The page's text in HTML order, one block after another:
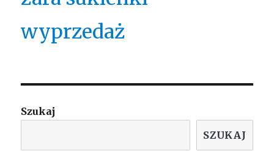
wyprzedaż
Szukaj
SZUKAJ